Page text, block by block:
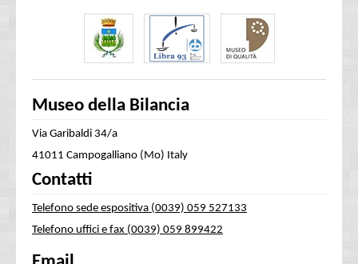
Museo della Bilancia
Via Garibaldi 34/a
41011 Campogalliano (Mo) Italy
Contatti
Telefono sede espositiva (0039) 059 527133
Telefono uffici e fax (0039) 059 899422